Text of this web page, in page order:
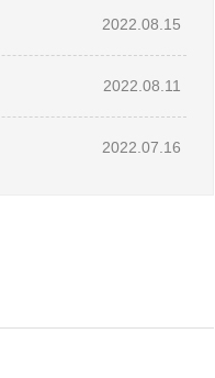
2022.08.15
2022.08.11
2022.07.16